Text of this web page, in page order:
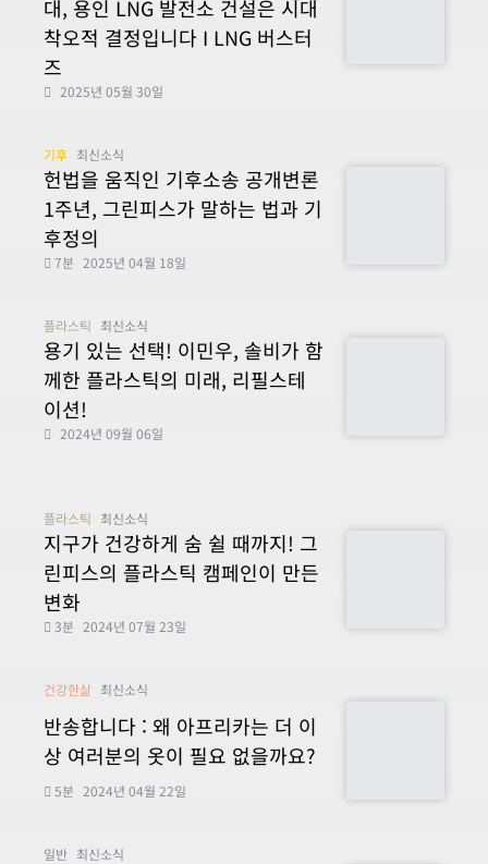
대, 용인 LNG 발전소 건설은 시대
착오적 결정입니다 I LNG 버스터
즈
2025년 05월 30일
기후 최신소식
헌법을 움직인 기후소송 공개변론
1주년, 그린피스가 말하는 법과 기
후정의
7분 2025년 04월 18일
플라스틱 최신소식
용기 있는 선택! 이민우, 솔비가 함
께한 플라스틱의 미래, 리필스테
이션!
2024년 09월 06일
플라스틱 최신소식
지구가 건강하게 숨 쉴 때까지! 그
린피스의 플라스틱 캠페인이 만든
변화
3분 2024년 07월 23일
건강한삶 최신소식
반송합니다 : 왜 아프리카는 더 이
상 여러분의 옷이 필요 없을까요?
5분 2024년 04월 22일
일반 최신소식